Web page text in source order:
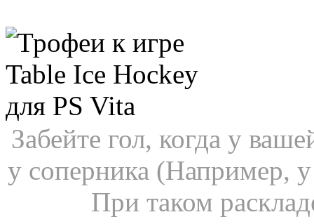
Забейте гол, когда у
у соперника (Например,
При таком